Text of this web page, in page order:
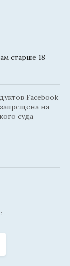
старше 18
Facebook
на
суда